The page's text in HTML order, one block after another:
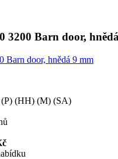
3200 Barn door,
(P) (HH) (M) (SA)